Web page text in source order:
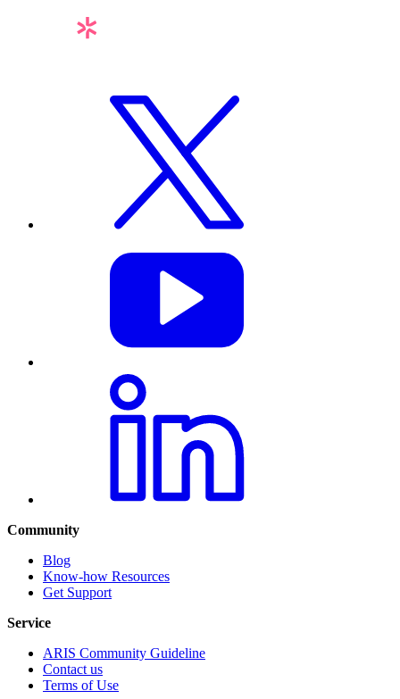
Community
Blog
Know-how Resources
Get Support
Service
ARIS Community Guideline
Contact us
Terms of Use